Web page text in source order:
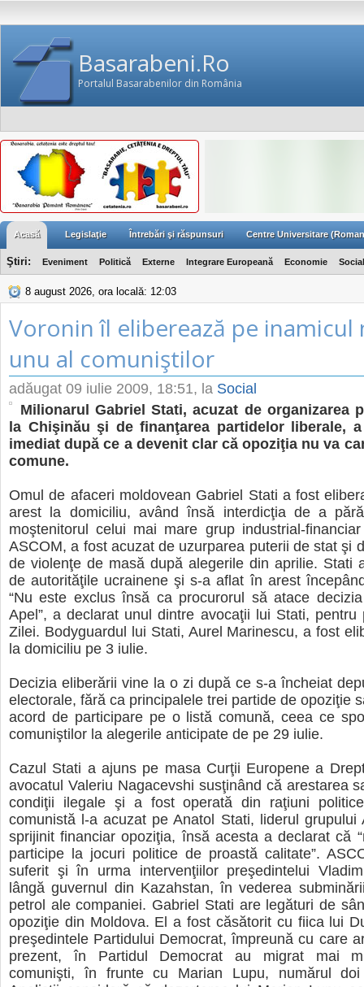
Basarabeni.Ro
Portalul Basarabenilor din România
Acasă Legislaţie Întrebări şi răspunsuri Centre Universitare
Ştiri: Eveniment Politică Externe Integrare Europeană Economie Social
8 august 2026, ora locală: 12:03
Voronin îl eliberează pe inamicul
unu al comuniştilor
adăugat 09 iulie 2009, 18:51, la Social
Milionarul Gabriel Stati, acuzat de organizarea
la Chişinău şi de finanţarea partidelor liberale,
imediat după ce a devenit clar că opoziţia nu va
comune.
Omul de afaceri moldovean Gabriel Stati a fost
arest la domiciliu, având însă interdicţia de a
moştenitorul celui mai mare grup industrial-
ASCOM, a fost acuzat de uzurparea puterii de stat şi
de violenţe de masă după alegerile din aprilie. Stati
de autorităţile ucrainene şi s-a aflat în arest
“Nu este exclus însă ca procurorul să atace
Apel”, a declarat unul dintre avocaţii lui Stati, pentru
Zilei. Bodyguardul lui Stati, Aurel Marinescu, a fost
la domiciliu pe 3 iulie.
Decizia eliberării vine la o zi după ce s-a încheiat
electorale, fără ca principalele trei partide de opoziţie
acord de participare pe o listă comună, ceea ce
comuniştilor la alegerile anticipate de pe 29 iulie.
Cazul Stati a ajuns pe masa Curţii Europene a
avocatul Valeriu Nagacevshi susţinând că arestarea
condiţii ilegale şi a fost operată din raţiuni
comunistă l-a acuzat pe Anatol Stati, liderul grupului
sprijinit financiar opoziţia, însă acesta a declarat că
participe la jocuri politice de proastă calitate”.
suferit şi în urma intervenţiilor preşedintelui
lângă guvernul din Kazahstan, în vederea
petrol ale companiei. Gabriel Stati are legături de
opoziţie din Moldova. El a fost căsătorit cu fiica lui
preşedintele Partidului Democrat, împreună cu care
prezent, în Partidul Democrat au migrat mai
comunişti, în frunte cu Marian Lupu, numărul